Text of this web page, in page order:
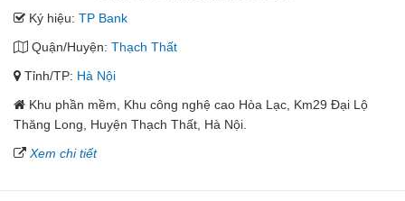
Ký hiệu: TP Bank
Quận/Huyện: Thạch Thất
Tỉnh/TP: Hà Nội
Khu phần mềm, Khu công nghệ cao Hòa Lạc, Km29 Đại Lộ
Thăng Long, Huyện Thạch Thất, Hà Nội.
Xem chi tiết